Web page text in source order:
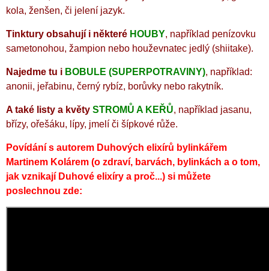
kola, ženšen, či jelení jazyk.
Tinktury obsahují i některé HOUBY, například penízovku
sametonohou, žampion nebo houževnatec jedlý (shiitake).
Najedme tu i BOBULE (SUPERPOTRAVINY), například:
anonii, jeřabinu, černý rybíz, borůvky nebo rakytník.
A také listy a květy STROMŮ A KEŘŮ, například jasanu,
břízy, ořešáku, lípy, jmelí či šípkové růže.
Povídání s autorem Duhových elixírů bylinkářem
Martinem Kolárem (o zdraví, barvách, bylinkách a o tom,
jak vznikají Duhové elixíry a proč...) si můžete
poslechnou zde: